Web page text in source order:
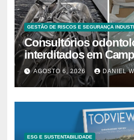
GESTÃO DE RISCOS E SEGURANÇA
Consultórios
interditados em
superam 2025
AGOSTO 6, 2026 DANIEL
ESG E SUSTENTABILIDADE